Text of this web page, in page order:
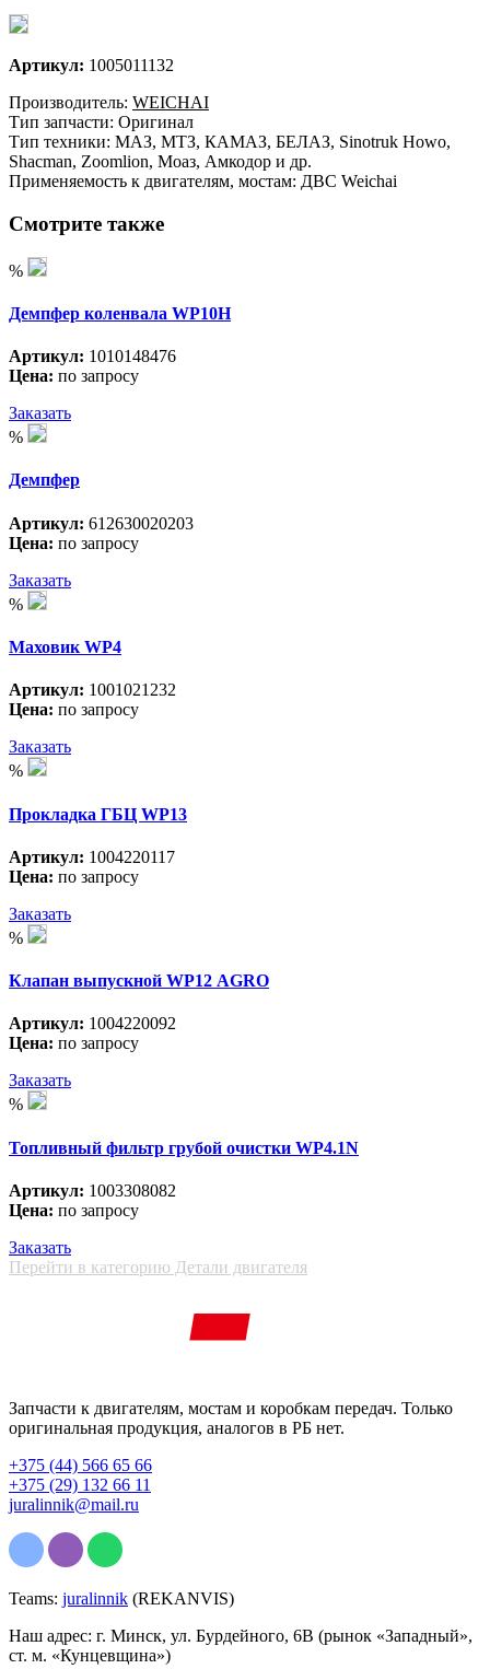
Артикул: 1005011132
Производитель: WEICHAI
Тип запчасти: Оригинал
Тип техники: МАЗ, МТЗ, КАМАЗ, БЕЛАЗ, Sinotruk Howo,
Shacman, Zoomlion, Моаз, Амкодор и др.
Применяемость к двигателям, мостам: ДВС Weichai
Смотрите также
%
Демпфер коленвала WP10H
Артикул: 1010148476
Цена: по запросу
Заказать
%
Демпфер
Артикул: 612630020203
Цена: по запросу
Заказать
%
Маховик WP4
Артикул: 1001021232
Цена: по запросу
Заказать
%
Прокладка ГБЦ WP13
Артикул: 1004220117
Цена: по запросу
Заказать
%
Клапан выпускной WP12 АGRO
Артикул: 1004220092
Цена: по запросу
Заказать
%
Топливный фильтр грубой очистки WP4.1N
Артикул: 1003308082
Цена: по запросу
Заказать
Перейти в категорию Детали двигателя
Запчасти к двигателям, мостам и коробкам передач. Только
оригинальная продукция, аналогов в РБ нет.
+375 (44) 566 65 66
+375 (29) 132 66 11
juralinnik@mail.ru
Teams: juralinnik (REKANVIS)
Наш адрес: г. Минск, ул. Бурдейного, 6В (рынок «Западный»,
ст. м. «Кунцевщина»)